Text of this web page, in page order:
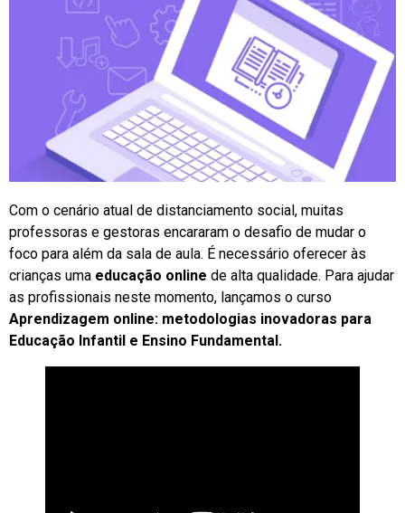
Com o cenário atual de distanciamento social, muitas
professoras e gestoras encararam o desafio de mudar o
foco para além da sala de aula. É necessário oferecer às
crianças uma educação online de alta qualidade. Para ajudar
as profissionais neste momento, lançamos o curso
Aprendizagem online: metodologias inovadoras para
Educação Infantil e Ensino Fundamental.